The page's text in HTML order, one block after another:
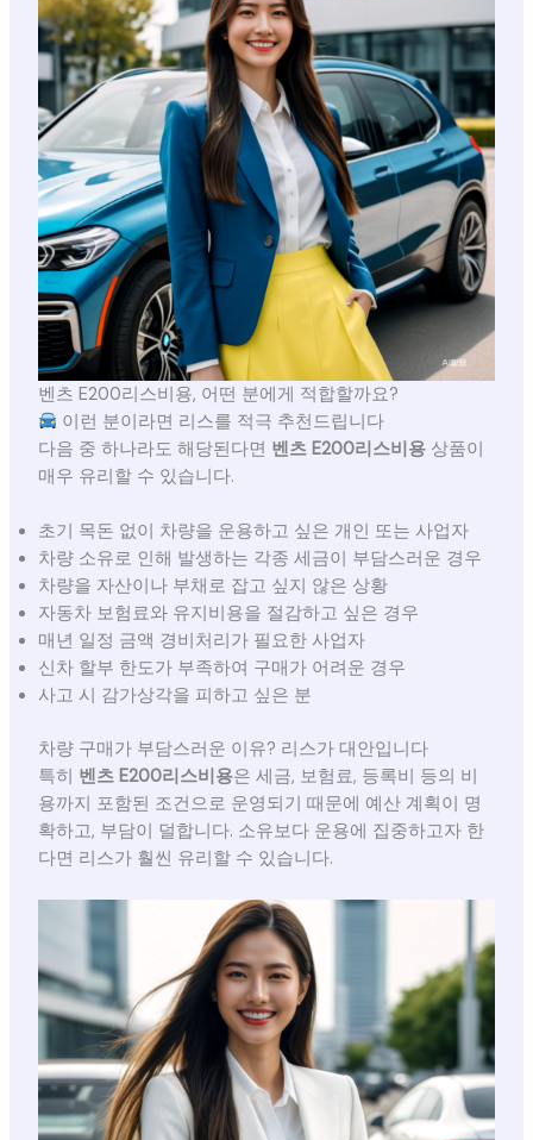
벤츠 E200리스비용, 어떤 분에게 적합할까요?
이런 분이라면 리스를 적극 추천드립니다
다음 중 하나라도 해당된다면 벤츠 E200리스비용상품이
매우 유리할 수 있습니다.
초기 목돈 없이 차량을 운용하고 싶은 개인 또는 사업자
차량 소유로 인해 발생하는 각종 세금이 부담스러운 경우
차량을 자산이나 부채로 잡고 싶지 않은 상황
자동차 보험료와 유지비용을 절감하고 싶은 경우
매년 일정 금액 경비처리가 필요한 사업자
신차 할부 한도가 부족하여 구매가 어려운 경우
사고 시 감가상각을 피하고 싶은 분
차량 구매가 부담스러운 이유? 리스가 대안입니다
특히 벤츠 E200리스비용은 세금, 보험료, 등록비 등의 비
용까지 포함된 조건으로 운영되기 때문에 예산 계획이 명
확하고, 부담이 덜합니다. 소유보다 운용에 집중하고자 한
다면 리스가 훨씬 유리할 수 있습니다.